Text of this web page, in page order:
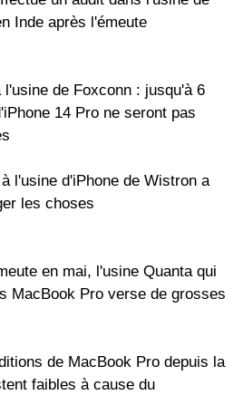
Inde après l'émeute
l'usine de Foxconn : jusqu'à 6
14 Pro ne seront pas
à l'usine d'iPhone de Wistron a
les choses
en mai, l'usine Quanta qui
MacBook Pro verse de grosses
de MacBook Pro depuis la
faibles à cause du